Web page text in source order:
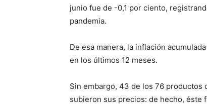
junio fue de -0,1 por ciento,
pandemia.
De esa manera, la inflación
en los últimos 12 meses.
Sin embargo, 43 de los 76 productos
subieron sus precios: de hecho, éste